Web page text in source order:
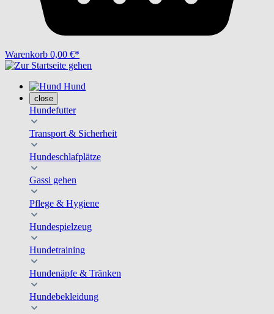
Warenkorb 0,00 €*
Hund
close
Hundefutter
Transport & Sicherheit
Hundeschlafplätze
Gassi gehen
Pflege & Hygiene
Hundespielzeug
Hundetraining
Hundenäpfe & Tränken
Hundebekleidung